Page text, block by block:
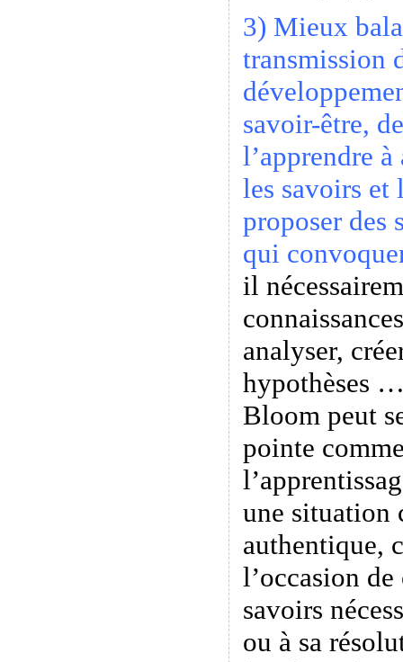
3) Mieux
transmission
savoir-être,
l’apprendre
les savoirs et
proposer des
qui
il
analyser,
hypothèses
Bloom peut
pointe
une situation
authentique,
l’occasion
savoirs
ou à sa